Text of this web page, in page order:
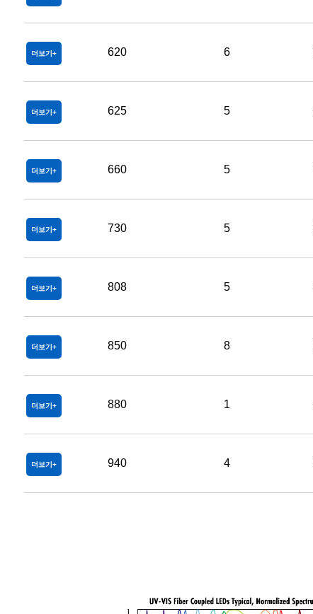
더보기 620 6
더보기 625 5
더보기 660 5
더보기 730 5
더보기 808 5
더보기 850 8
더보기 880 1
더보기 940 4